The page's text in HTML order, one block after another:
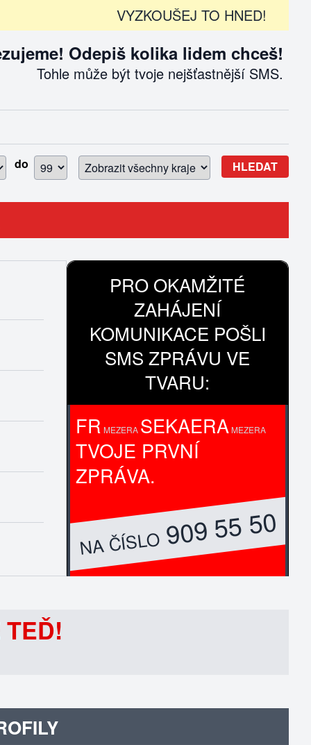
VYZKOUŠEJ TO HNED!
Odepiš kolika lidem chceš!
Tohle může být tvoje nejšťastnější SMS.
do HLEDAT
PRO OKAMŽITÉ
ZAHÁJENÍ
KOMUNIKACE POŠLI
SMS ZPRÁVU VE
TVARU:
FR MEZERA SEKAERAMEZERA
TVOJE PRVNÍ
ZPRÁVA.
NA ČÍSLO909 55 50